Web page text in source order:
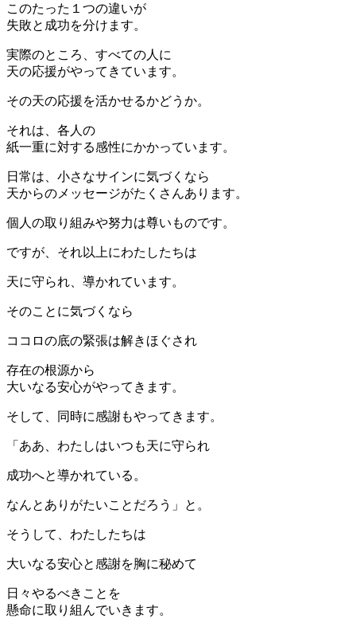
このたった１つの違いが
失敗と成功を分けます。
実際のところ、すべての人に
天の応援がやってきています。
その天の応援を活かせるかどうか。
それは、各人の
紙一重に対する感性にかかっています。
日常は、小さなサインに気づくなら
天からのメッセージがたくさんあります。
個人の取り組みや努力は尊いものです。
ですが、それ以上にわたしたちは
天に守られ、導かれています。
そのことに気づくなら
ココロの底の緊張は解きほぐされ
存在の根源から
大いなる安心がやってきます。
そして、同時に感謝もやってきます。
「ああ、わたしはいつも天に守られ
成功へと導かれている。
なんとありがたいことだろう」と。
そうして、わたしたちは
大いなる安心と感謝を胸に秘めて
日々やるべきことを
懸命に取り組んでいきます。